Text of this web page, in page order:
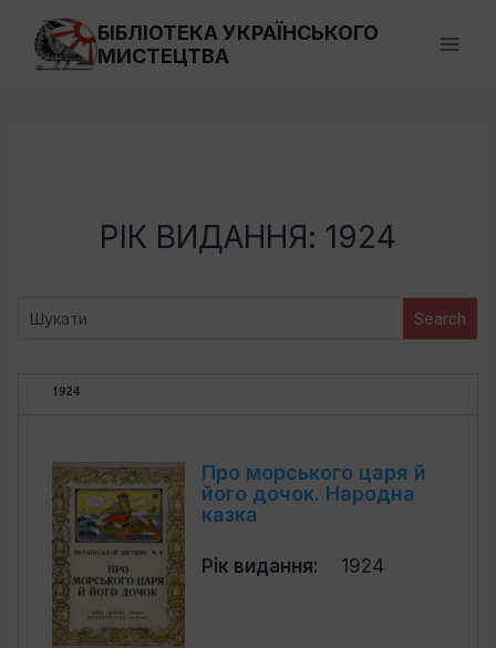
Перейти
вмісту
БІБЛІОТЕКА УКРАЇНСЬКОГО
МИСТЕЦТВА
РІК ВИДАННЯ: 1924
1924
Про морського царя й
його дочок. Народна
казка
Рік видання: 1924